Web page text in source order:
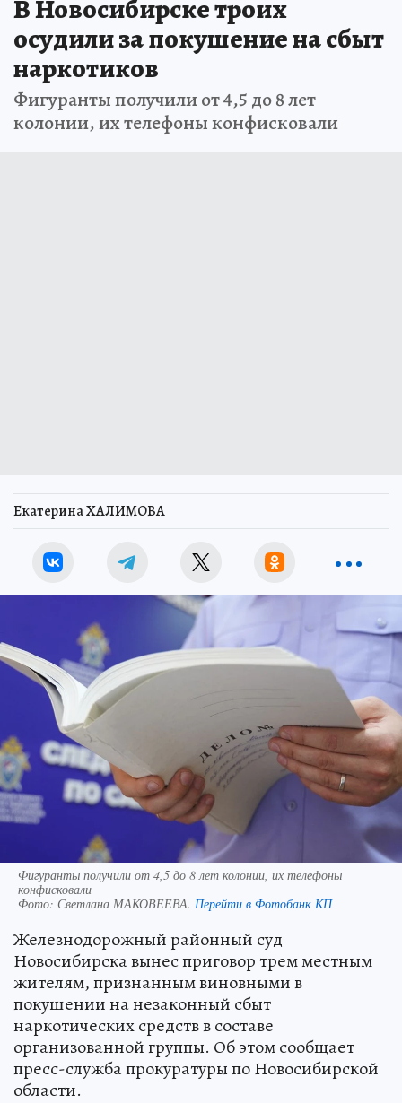
В Новосибирске троих
осудили за покушение на сбыт
наркотиков
Фигуранты получили от 4,5 до 8 лет
колонии, их телефоны конфисковали
Екатерина ХАЛИМОВА
Фигуранты получили от 4,5 до 8 лет колонии, их телефоны
конфисковали
Фото: Светлана МАКОВЕЕВА. Перейти в Фотобанк КП
Железнодорожный районный суд
Новосибирска вынес приговор трем местным
жителям, признанным виновными в
покушении на незаконный сбыт
наркотических средств в составе
организованной группы. Об этом сообщает
пресс-служба прокуратуры по Новосибирской
области.